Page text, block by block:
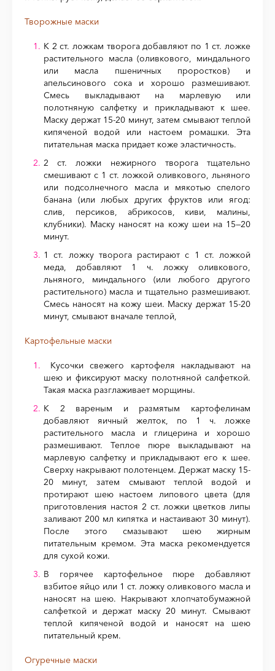
Творожные маски
К 2 ст. ложкам творога добавляют по 1 ст. ложке
растительного масла (оливкового, миндального
или масла пшеничных проростков) и
апельсинового сока и хорошо размешивают.
Смесь выкладывают на марлевую или
полотняную салфетку и прикладывают к шее.
Маску держат 15-20 минут, затем смывают теплой
кипяченой водой или настоем ромашки. Эта
питательная маска придает коже эластичность.
2 ст. ложки нежирного творога тщательно
смешивают с 1 ст. ложкой оливкового, льняного
или подсолнечного масла и мякотью спелого
банана (или любых других фруктов или ягод:
слив, персиков, абрикосов, киви, малины,
клубники). Маску наносят на кожу шеи на 15—20
минут.
1 ст. ложку творога растирают с 1 ст. ложкой
меда, добавляют 1 ч. ложку оливкового,
льняного, миндального (или любого другого
растительного) масла и тщательно размешивают.
Смесь наносят на кожу шеи. Маску держат 15-20
минут, смывают вначале теплой,
Картофельные маски
Кусочки свежего картофеля накладывают на
шею и фиксируют маску полотняной салфеткой.
Такая маска разглаживает морщины.
К 2 вареным и размятым картофелинам
добавляют яичный желток, по 1 ч. ложке
растительного масла и глицерина и хорошо
размешивают. Теплое пюре выкладывают на
марлевую салфетку и прикладывают его к шее.
Сверху накрывают полотенцем. Держат маску 15-
20 минут, затем смывают теплой водой и
протирают шею настоем липового цвета (для
приготовления настоя 2 ст. ложки цветков липы
заливают 200 мл кипятка и настаивают 30 минут).
После этого смазывают шею жирным
питательным кремом. Эта маска рекомендуется
для сухой кожи.
В горячее картофельное пюре добавляют
взбитое яйцо или 1 ст. ложку оливкового масла и
наносят на шею. Накрывают хлопчатобумажной
салфеткой и держат маску 20 минут. Смывают
теплой кипяченой водой и наносят на шею
питательный крем.
Огуречные маски